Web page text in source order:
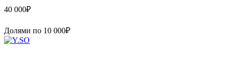
40 000₽
Долями по 10 000₽